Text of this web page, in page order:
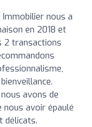
Immobilier nous a
en 2018 et
2 transactions
avons de
avoir épaulé
délicats.